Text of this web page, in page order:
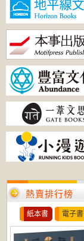
熱賣排行榜
紙本書 電子書